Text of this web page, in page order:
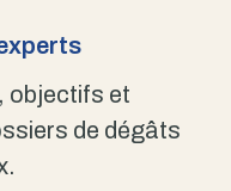
objectifs et
de dégâts